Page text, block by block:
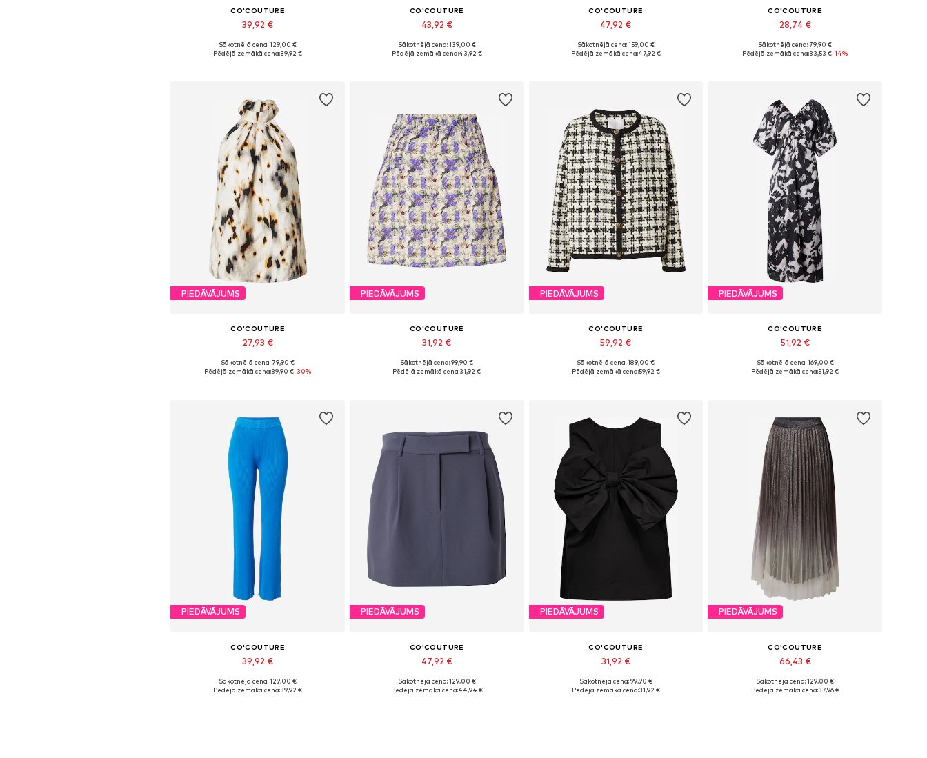
CO'COUTURE
39,92 €
Pieejamie izmēri: S
Sākotnējā cena: 129,00 €
Pēdējā zemākā cena:39,92 €
CO'COUTURE
43,92 €
Pieejamie izmēri: 38
Sākotnējā cena: 139,00 €
Pēdējā zemākā cena:43,92 €
CO'COUTURE
47,92 €
Pieejamie izmēri: 38
Sākotnējā cena: 159,00 €
Pēdējā zemākā cena:47,92 €
CO'COUTURE
28,74 €
Pieejamie izmēri: XS
Sākotnējā cena: 79,90 €
Pēdējā zemākā cena:33,53 €-14%
PIEDĀVĀJUMS
CO'COUTURE
27,93 €
Pieejamie izmēri: L
Sākotnējā cena: 79,90 €
Pēdējā zemākā cena:39,90 €-30%
PIEDĀVĀJUMS
CO'COUTURE
31,92 €
Pieejamie izmēri: 34
Sākotnējā cena: 99,90 €
Pēdējā zemākā cena:31,92 €
PIEDĀVĀJUMS
CO'COUTURE
59,92 €
Pieejamie izmēri: S
Sākotnējā cena: 189,00 €
Pēdējā zemākā cena:59,92 €
PIEDĀVĀJUMS
CO'COUTURE
51,92 €
Pieejamie izmēri: 36
Sākotnējā cena: 169,00 €
Pēdējā zemākā cena:51,92 €
PIEDĀVĀJUMS
CO'COUTURE
39,92 €
Pieejamie izmēri: 36
Sākotnējā cena: 129,00 €
Pēdējā zemākā cena:39,92 €
PIEDĀVĀJUMS
CO'COUTURE
47,92 €
Pieejamie izmēri: 42
Sākotnējā cena: 129,00 €
Pēdējā zemākā cena:44,94 €
PIEDĀVĀJUMS
CO'COUTURE
31,92 €
Pieejamie izmēri: XS
Sākotnējā cena: 99,90 €
Pēdējā zemākā cena:31,92 €
PIEDĀVĀJUMS
CO'COUTURE
66,43 €
Pieejamie izmēri: 38
Sākotnējā cena: 129,00 €
Pēdējā zemākā cena:37,96 €